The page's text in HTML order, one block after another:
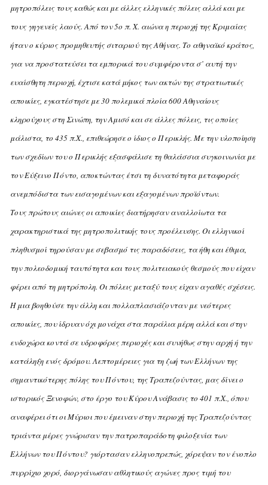
μητροπόλεις τους καθώς και με άλλες ελληνικές πόλεις αλλά και με
τους γηγενείς λαούς. Από τον 5ο π. X. αιώνα η περιοχή της Κριμαίας
ήταν ο κύριος προμηθευτής σιταριού της Αθήνας. Το αθηναϊκό κράτος,
για να προστατεύσει τα εμπορικά του συμφέροντα σ’ αυτή την
ευαίσθητη περιοχή, έχτισε κατά μήκος των ακτών της στρατιωτικές
αποικίες, εγκατέστησε με 30 πολεμικά πλοία 600 Αθηναίους
κληρούχους στη Σινώπη, την Αμισό και σε άλλες πόλεις, τις οποίες
μάλιστα, το 435 π.X., επιθεώρησε ο ίδιος ο Περικλής. Με την υλοποίηση
των σχεδίων του ο Περικλής εξασφάλισε τη θαλάσσια συγκοινωνία με
τον Εύξεινο Πόντο, αποκτώντας έτσι τη δυνατότητα μεταφοράς
ανεμπόδιστα των εισαγομένων και εξαγομένων προϊόντων.
Τους πρώτους αιώνες οι αποικίες διατήρησαν αναλλοίωτα τα
χαρακτηριστικά της μητροπολιτικής τους προέλευσης. Οι ελληνικοί
πληθυσμοί τηρούσαν με σεβασμό τις παραδόσεις, τα ήθη και έθιμα,
την πολεοδομική ταυτότητα και τους πολιτειακούς θεσμούς που είχαν
φέρει από τη μητρόπολη. Οι πόλεις μεταξύ τους είχαν αγαθές σχέσεις.
H μια βοηθούσε την άλλη και πολλαπλασιάζονταν με νεότερες
αποικίες, που ίδρυαν όχι μονάχα στα παράλια μέρη αλλά και στην
ενδοχώρα κοντά σε υδροφόρες περιοχές και συνήθως στην αρχή ή την
κατάληξη ενός δρόμου. Λεπτομέρειες για τη ζωή των Ελλήνων της
σημαντικότερης πόλης του Πόντου, της Tραπεζούντας, μας δίνει ο
ιστορικός Ξενοφών, στο έργο του Kύρου Aνάβασις το 401 π.X., όπου
αναφέρει ότι οι Mύριοι που έμειναν στην περιοχή της Tραπεζούντας
τριάντα μέρες γνώρισαν την πατροπαράδοτη φιλοξενία των
Eλλήνων του Πόντου? γιόρτασαν ελληνοπρεπώς, χόρεψαν τον ένοπλο
πυρρίχιο χορό, διοργάνωσαν αθλητικούς αγώνες προς τιμή του